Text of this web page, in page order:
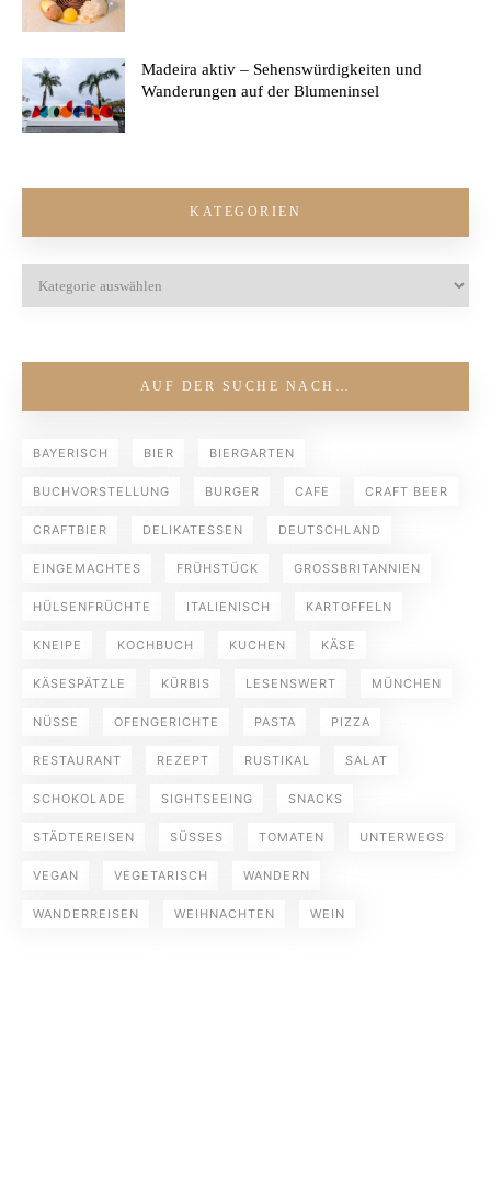
Madeira aktiv – Sehenswürdigkeiten und
Wanderungen auf der Blumeninsel
KATEGORIEN
AUF DER SUCHE NACH…
BAYERISCH BIER BIERGARTEN
BUCHVORSTELLUNG BURGER CAFE CRAFT BEER
CRAFTBIER DELIKATESSEN DEUTSCHLAND
EINGEMACHTES FRÜHSTÜCK GROSSBRITANNIEN
HÜLSENFRÜCHTE ITALIENISCH KARTOFFELN
KNEIPE KOCHBUCH KUCHEN KÄSE
KÄSESPÄTZLE KÜRBIS LESENSWERT MÜNCHEN
NÜSSE OFENGERICHTE PASTA PIZZA
RESTAURANT REZEPT RUSTIKAL SALAT
SCHOKOLADE SIGHTSEEING SNACKS
STÄDTEREISEN SÜSSES TOMATEN UNTERWEGS
VEGAN VEGETARISCH WANDERN
WANDERREISEN WEIHNACHTEN WEIN